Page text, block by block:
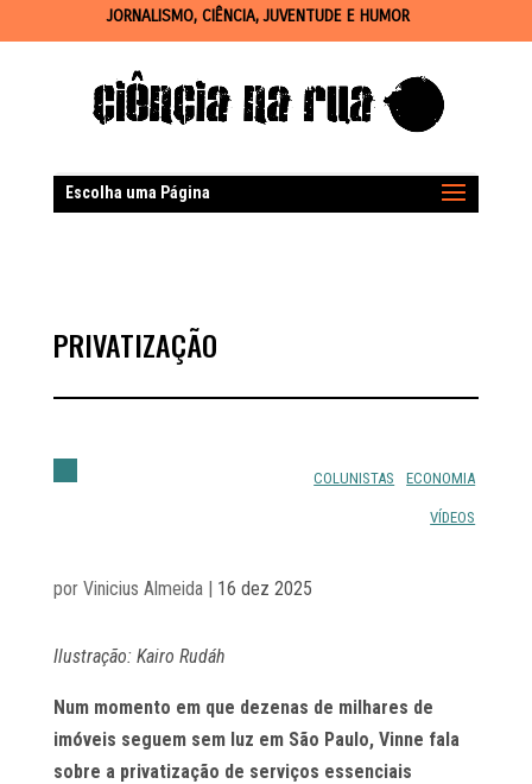
JORNALISMO, CIÊNCIA, JUVENTUDE E HUMOR
Escolha uma Página
PRIVATIZAÇÃO
COLUNISTAS ECONOMIA
VÍDEOS
por Vinicius Almeida| 16 dez 2025
Ilustração: Kairo Rudáh
Num momento em que dezenas de milhares de
imóveis seguem sem luz em São Paulo, Vinne fala
sobre a privatização de serviços essenciais